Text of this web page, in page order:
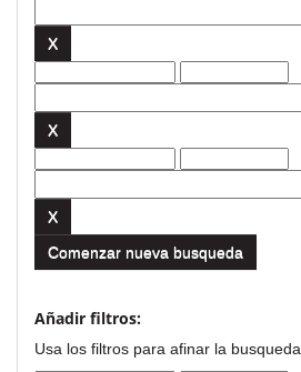
Comenzar nueva busqueda
Añadir filtros:
Usa los filtros para afinar la busqueda.